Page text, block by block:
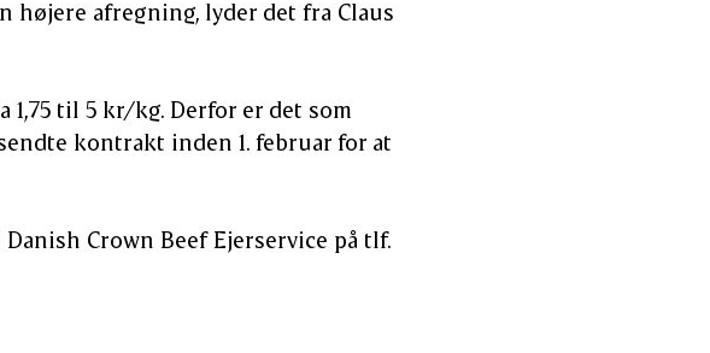
højere afregning, lyder det fra Claus
til 5 kr/kg. Derfor er det som
kontrakt inden 1. februar for at
Crown Beef Ejerservice på tlf.